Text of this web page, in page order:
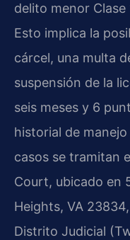
delito menor Clase
Esto implica la
cárcel, una multa
suspensión de la
seis meses y 6
historial de
casos se tramitan
Court, ubicado en
Heights, VA
Distrito Judicial